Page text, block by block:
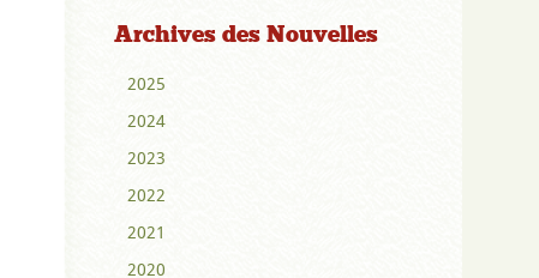
Archives des Nouvelles
2025
2024
2023
2022
2021
2020